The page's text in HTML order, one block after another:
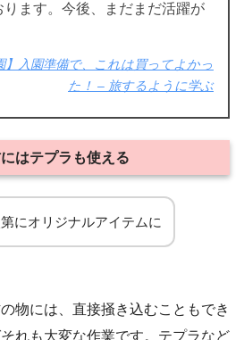
ります。今後、まだまだ活躍が
】入園準備で、これは買ってよかっ
た！ – 旅するように学ぶ
はテプラも使える
にオリジナルアイテムに
物には、直接掻き込むこともでき
れも大変な作業です。テプラなど